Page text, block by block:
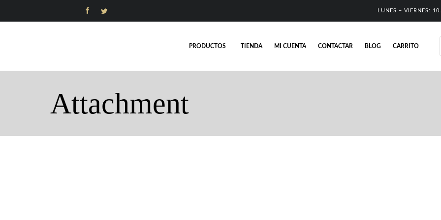
  LUNES – VIERNES:
PRODUCTOS TIENDA MI CUENTA CONTACTAR BLOG CARRITO
Attachment